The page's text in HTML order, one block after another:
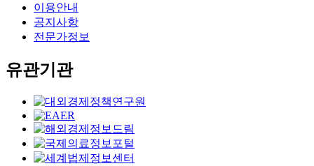
이용안내
공지사항
전문가정보
유관기관